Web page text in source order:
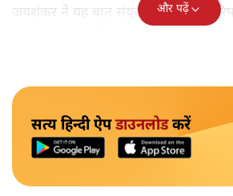
जयशंकर ने यह बात संयुक्त राष्ट्र सुरक्षा
और पढ़ें
सत्य हिन्दी ऐपडाउनलोडकरें